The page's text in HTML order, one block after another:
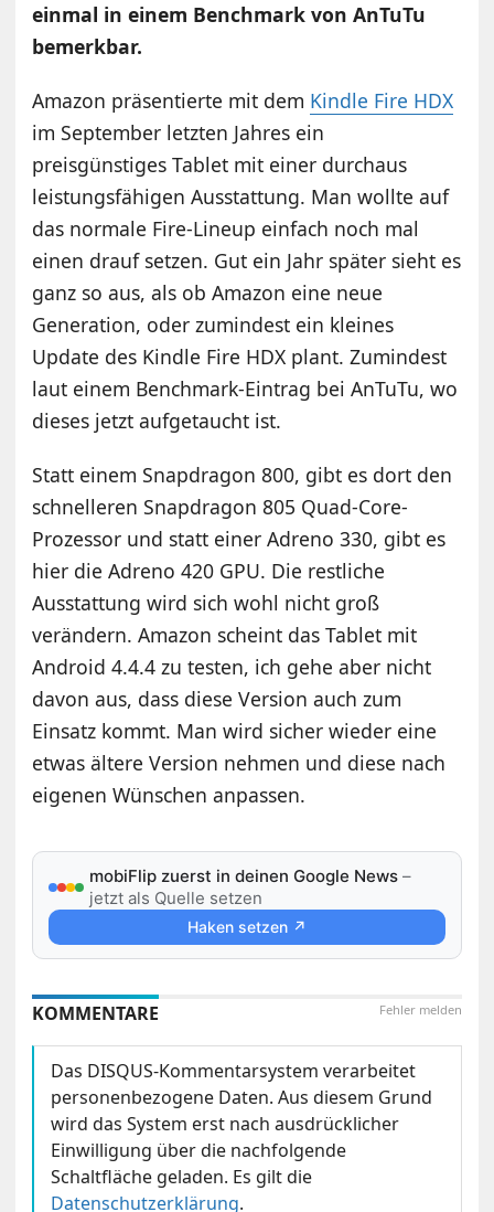
einmal in einem Benchmark von AnTuTu
bemerkbar.
Amazon präsentierte mit dem Kindle Fire HDX
im September letzten Jahres ein
preisgünstiges Tablet mit einer durchaus
leistungsfähigen Ausstattung. Man wollte auf
das normale Fire-Lineup einfach noch mal
einen drauf setzen. Gut ein Jahr später sieht es
ganz so aus, als ob Amazon eine neue
Generation, oder zumindest ein kleines
Update des Kindle Fire HDX plant. Zumindest
laut einem Benchmark-Eintrag bei AnTuTu, wo
dieses jetzt aufgetaucht ist.
Statt einem Snapdragon 800, gibt es dort den
schnelleren Snapdragon 805 Quad-Core-
Prozessor und statt einer Adreno 330, gibt es
hier die Adreno 420 GPU. Die restliche
Ausstattung wird sich wohl nicht groß
verändern. Amazon scheint das Tablet mit
Android 4.4.4 zu testen, ich gehe aber nicht
davon aus, dass diese Version auch zum
Einsatz kommt. Man wird sicher wieder eine
etwas ältere Version nehmen und diese nach
eigenen Wünschen anpassen.
mobiFlip zuerst in deinen Google News –
jetzt als Quelle setzen
Haken setzen ↗
Fehler melden
KOMMENTARE
Das DISQUS-Kommentarsystem verarbeitet
personenbezogene Daten. Aus diesem Grund
wird das System erst nach ausdrücklicher
Einwilligung über die nachfolgende
Schaltfläche geladen. Es gilt die
Datenschutzerklärung.